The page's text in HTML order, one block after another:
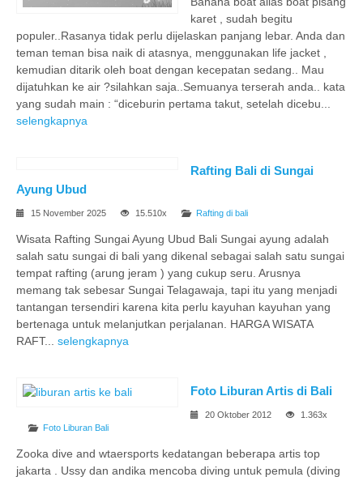
karet , sudah begitu
populer..Rasanya tidak perlu dijelaskan panjang lebar. Anda dan
teman teman bisa naik di atasnya, menggunakan life jacket ,
kemudian ditarik oleh boat dengan kecepatan sedang.. Mau
dijatuhkan ke air ?silahkan saja..Semuanya terserah anda.. kata
yang sudah main : “diceburin pertama takut, setelah dicebu...
selengkapnya
Rafting Bali di Sungai
Ayung Ubud
15 November 2025 15.510x Rafting di bali
Wisata Rafting Sungai Ayung Ubud Bali Sungai ayung adalah
salah satu sungai di bali yang dikenal sebagai salah satu sungai
tempat rafting (arung jeram ) yang cukup seru. Arusnya
memang tak sebesar Sungai Telagawaja, tapi itu yang menjadi
tantangan tersendiri karena kita perlu kayuhan kayuhan yang
bertenaga untuk melanjutkan perjalanan. HARGA WISATA
RAFT... selengkapnya
Foto Liburan Artis di Bali
20 Oktober 2012
1.363x
Foto Liburan Bali
Zooka dive and wtaersports kedatangan beberapa artis top
jakarta . Ussy dan andika mencoba diving untuk pemula (diving